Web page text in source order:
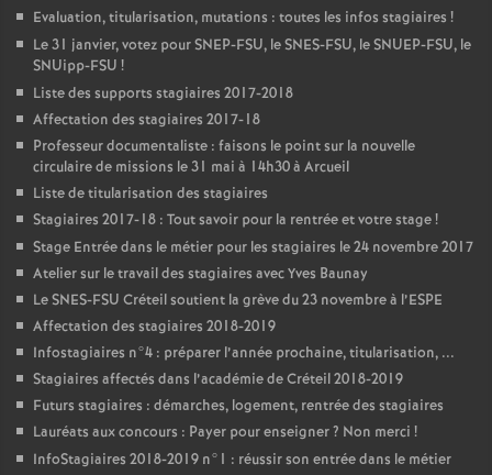
Evaluation, titularisation, mutations : toutes les infos stagiaires !
Le 31 janvier, votez pourSNEP-FSU, leSNES-FSU, leSNUEP-FSU, le
SNUipp-FSU !
Liste des supports stagiaires 2017-2018
Affectation des stagiaires 2017-18
Professeur documentaliste : faisons le point sur la nouvelle
circulaire de missions le 31 mai à 14h30 à Arcueil
Liste de titularisation des stagiaires
Stagiaires 2017-18 : Tout savoir pour la rentrée et votre stage!
Stage Entrée dans le métier pour les stagiaires le 24 novembre 2017
Atelier sur le travail des stagiaires avec Yves Baunay
LeSNES-FSU Créteil soutient la grève du 23 novembre à l’ESPE
Affectation des stagiaires 2018-2019
Infostagiaires n°4 : préparer l’année prochaine, titularisation, ...
Stagiaires affectés dans l’académie de Créteil 2018-2019
Futurs stagiaires : démarches, logement, rentrée des stagiaires
Lauréats aux concours : Payer pour enseigner? Non merci !
InfoStagiaires 2018-2019 n°1 : réussir son entrée dans le métier